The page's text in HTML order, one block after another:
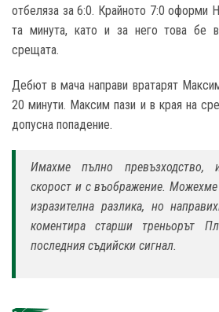
отбеляза за 6:0. Крайното 7:0 оформи
та минута, като и за него това бе
срещата.
Дебют в мача направи вратарят
20 минути. Максим пази и в края на
допусна попадение.
Имахме пълно превъзходство,
скорост и с въображение.
изразителна разлика, но
коментира старши треньорът
последния съдийски сигнал.